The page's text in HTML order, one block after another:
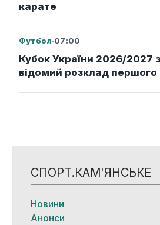
карате
Футбол·07:00
Кубок України 2026/2027
відомий розклад першого
СПОРТ.КАМ'ЯНСЬКЕ
Новини
Анонси